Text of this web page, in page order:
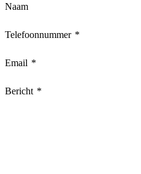
Naam
Telefoonnummer *
Email *
Bericht *